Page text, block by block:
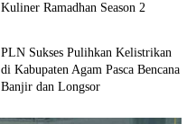
Kuliner Ramadhan Season 2
Berita Utama
PLN Sukses Pulihkan Kelistrikan
di Kabupaten Agam Pasca Bencana
Banjir dan Longsor